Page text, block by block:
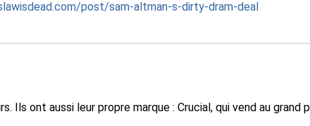
post/sam-altman-s-dirty-dram-deal
ont aussi leur propre marque : Crucial, qui vend au grand